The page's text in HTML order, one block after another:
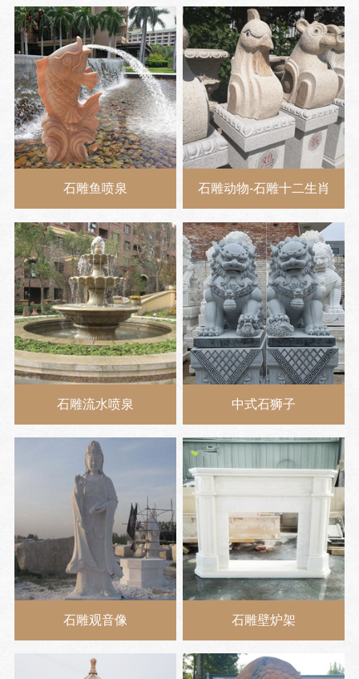
石雕鱼喷泉 石雕动物-石雕十二生肖
石雕流水喷泉 中式石狮子
石雕观音像 石雕壁炉架